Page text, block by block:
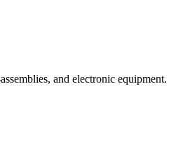
and electronic equipment.